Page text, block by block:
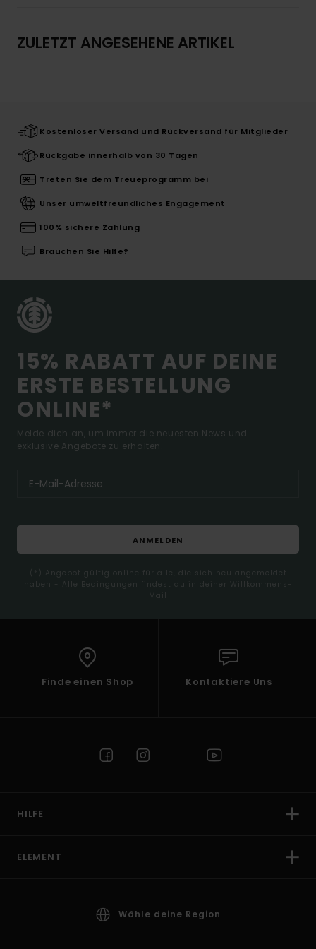
ZULETZT ANGESEHENE ARTIKEL
Kostenloser Versand und Rückversand für Mitglieder
Rückgabe innerhalb von 30 Tagen
Treten Sie dem Treueprogramm bei
Unser umweltfreundliches Engagement
100% sichere Zahlung
Brauchen Sie Hilfe?
15% RABATT AUF DEINE
ERSTE BESTELLUNG
ONLINE*
Melde dich an, um immer die neuesten News und
exklusive Angebote zu erhalten.
ANMELDEN
(*) Angebot gültig online für alle, die sich neu angemeldet
haben - Alle Bedingungen findest du in deiner Willkommens-
Mail
Finde einen Shop Kontaktiere Uns
HILFE
ELEMENT
Wähle deine Region